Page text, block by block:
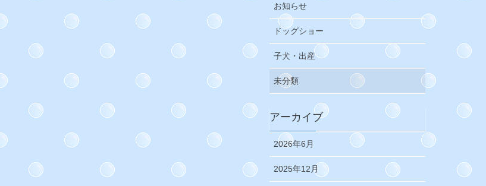
お知らせ
ドッグショー
子犬・出産
未分類
アーカイブ
2026年6月
2025年12月